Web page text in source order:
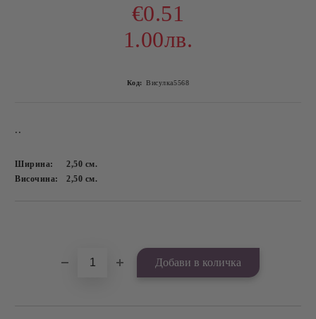
€0.51
1.00лв.
Код: Висулка5568
..
Ширина: 2,50 см.
Височина:
2,50 см.